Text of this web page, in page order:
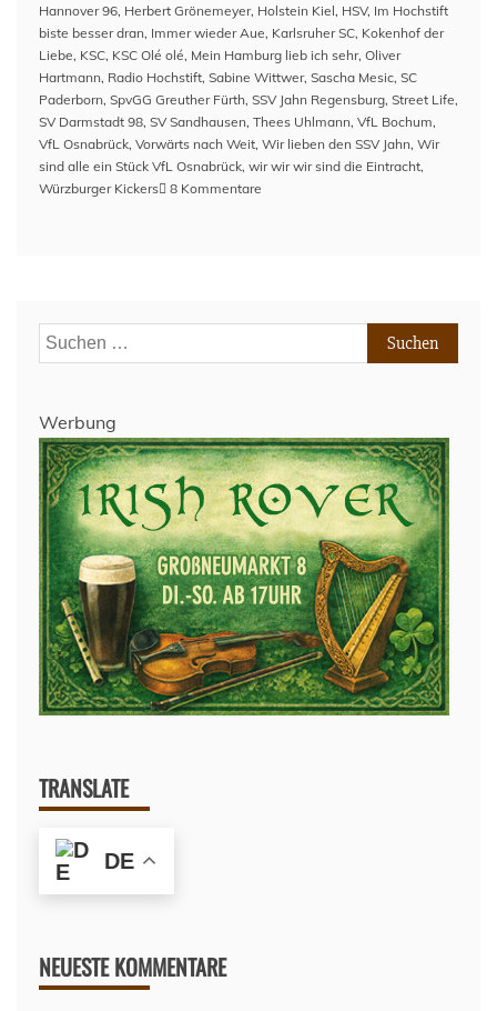
Hannover 96, Herbert Grönemeyer, Holstein Kiel, HSV, Im Hochstift
biste besser dran, Immer wieder Aue, Karlsruher SC, Kokenhof der
Liebe, KSC, KSC Olé olé, Mein Hamburg lieb ich sehr, Oliver
Hartmann, Radio Hochstift, Sabine Wittwer, Sascha Mesic, SC
Paderborn, SpvGG Greuther Fürth, SSV Jahn Regensburg, Street Life,
SV Darmstadt 98, SV Sandhausen, Thees Uhlmann, VfL Bochum,
VfL Osnabrück, Vorwärts nach Weit, Wir lieben den SSV Jahn, Wir
sind alle ein Stück VfL Osnabrück, wir wir wir sind die Eintracht,
Würzburger Kickers
8 Kommentare
Suchen
nach:
Werbung
TRANSLATE
DE
NEUESTE KOMMENTARE